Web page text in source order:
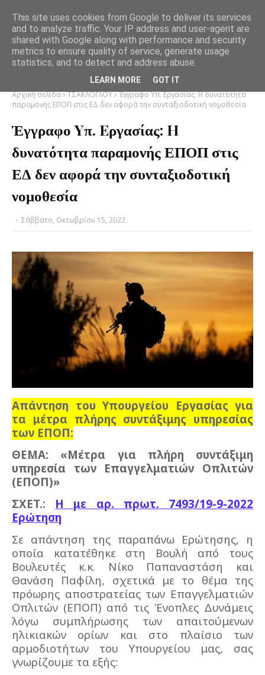
Αρχική σελίδα ΤΣΑΚΛΟΓΛΟΥ Έγγραφο Yπ. Eργασίας: H δυνατότητα
παραμονής ΕΠΟΠ στις ΕΔ δεν αφορά την συνταξιοδοτική νομοθεσία
Έγγραφο Yπ. Eργασίας: H
δυνατότητα παραμονής ΕΠΟΠ στις
ΕΔ δεν αφορά την συνταξιοδοτική
νομοθεσία
- Σάββατο, Οκτωβρίου 15, 2022
Απάντηση του Υπουργείου Εργασίας για
τα μέτρα πλήρης συντάξιμης υπηρεσίας
των ΕΠΟΠ:
ΘΕΜΑ: «Μέτρα για πλήρη συντάξιμη
υπηρεσία των Επαγγελματιών Οπλιτών
(ΕΠΟΠ)»
ΣXET.: H με αρ. πρωτ. 7493/19-9-2022
Ερώτηση
Σε απάντηση της παραπάνω Ερώτησης, η
οποία κατατέθηκε στη Βουλή από τους
Βουλευτές κ.κ. Νίκο Παπαναστάση και
Θανάση Παφίλη, σχετικά με τo θέμα της
πρόωρης αποστρατείας των Επαγγελματιών
Οπλιτών (ΕΠΟΠ) από τις Ένοπλες Δυνάμεις
λόγω συμπλήρωσης των απαιτούμενων
ηλικιακών ορίων και στο πλαίσιο των
αρμοδιοτήτων του Υπουργείου μας, σας
γνωρίζουμε τα εξής:
This site uses cookies from Google to deliver its services
and to analyze traffic. Your IP address and user-agent are
shared with Google along with performance and security
metrics to ensure quality of service, generate usage
statistics, and to detect and address abuse.
LEARN MORE GOT IT